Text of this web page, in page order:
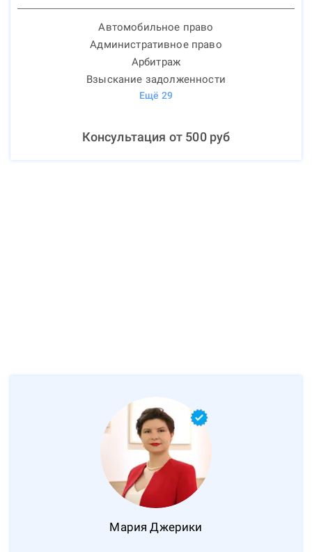
Автомобильное право
Административное право
Арбитраж
Взыскание задолженности
Ещё 29
Консультация от 500руб
Мария Джерики